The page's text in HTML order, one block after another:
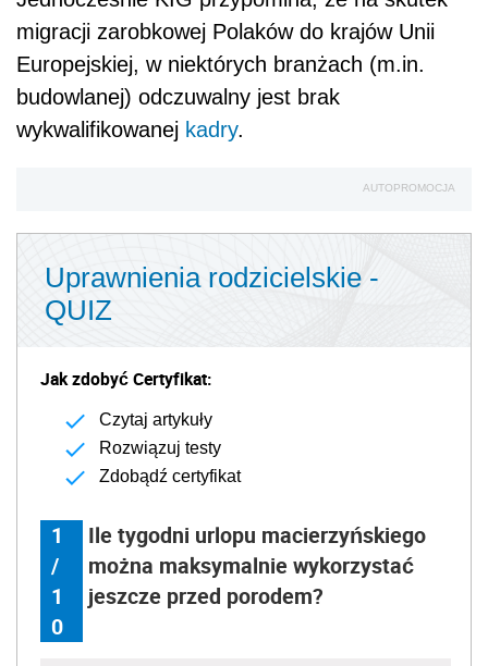
migracji zarobkowej Polaków do krajów Unii
Europejskiej, w niektórych branżach (m.in.
budowlanej) odczuwalny jest brak
wykwalifikowanej kadry.
AUTOPROMOCJA
Uprawnienia rodzicielskie -
QUIZ
Jak zdobyć Certyfikat:
Czytaj artykuły
Rozwiązuj testy
Zdobądź certyfikat
1
/
1
0
Ile tygodni urlopu macierzyńskiego
można maksymalnie wykorzystać
jeszcze przed porodem?